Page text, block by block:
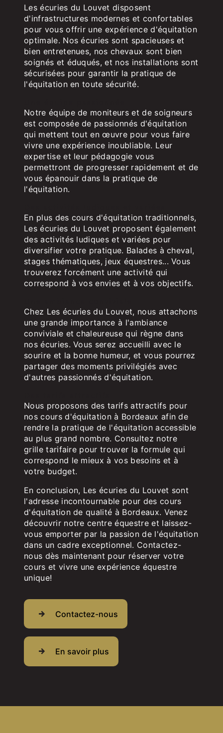
Les écuries du Louvet disposent
d'infrastructures modernes et confortables
pour vous offrir une expérience d'équitation
optimale. Nos écuries sont spacieuses et
bien entretenues, nos chevaux sont bien
soignés et éduqués, et nos installations sont
sécurisées pour garantir la pratique de
l'équitation en toute sécurité.
Notre équipe de moniteurs et de soigneurs
est composée de passionnés d'équitation
qui mettent tout en œuvre pour vous faire
vivre une expérience inoubliable. Leur
expertise et leur pédagogie vous
permettront de progresser rapidement et de
vous épanouir dans la pratique de
l'équitation.
En plus des cours d'équitation traditionnels,
Les écuries du Louvet proposent également
des activités ludiques et variées pour
diversifier votre pratique. Balades à cheval,
stages thématiques, jeux équestres... Vous
trouverez forcément une activité qui
correspond à vos envies et à vos objectifs.
Chez Les écuries du Louvet, nous attachons
une grande importance à l'ambiance
conviviale et chaleureuse qui règne dans
nos écuries. Vous serez accueilli avec le
sourire et la bonne humeur, et vous pourrez
partager des moments privilégiés avec
d'autres passionnés d'équitation.
Nous proposons des tarifs attractifs pour
nos cours d'équitation à Bordeaux afin de
rendre la pratique de l'équitation accessible
au plus grand nombre. Consultez notre
grille tarifaire pour trouver la formule qui
correspond le mieux à vos besoins et à
votre budget.
En conclusion, Les écuries du Louvet sont
l'adresse incontournable pour des cours
d'équitation de qualité à Bordeaux. Venez
découvrir notre centre équestre et laissez-
vous emporter par la passion de l'équitation
dans un cadre exceptionnel. Contactez-
nous dès maintenant pour réserver votre
cours et vivre une expérience équestre
unique!
En savoir plus
Contactez-nous